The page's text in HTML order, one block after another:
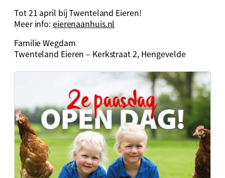
Tot 21 april bij Twenteland Eieren!
Meer info:eierenaanhuis.nl
Familie Wegdam
Twenteland Eieren – Kerkstraat 2, Hengevelde